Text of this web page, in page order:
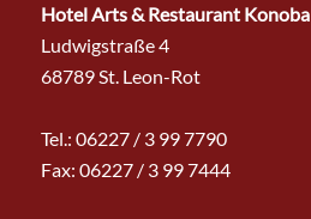
Hotel Arts & Restaurant Konoba
Ludwigstraße 4
68789 St. Leon-Rot
Tel.: 06227 / 3 99 7790
Fax: 06227 / 3 99 7444